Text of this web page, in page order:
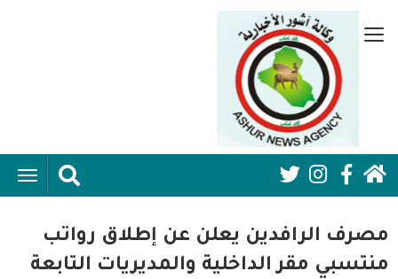
إلى
Social
Media:
Header
مصرف الرافدين يعلن عن إطلاق رواتب
منتسبي مقر الداخلية والمديريات التابعة
قائمة
جانبية
الرئيسية
اقتصاد واعمال